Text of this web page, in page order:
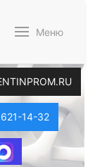
Меню
14-32